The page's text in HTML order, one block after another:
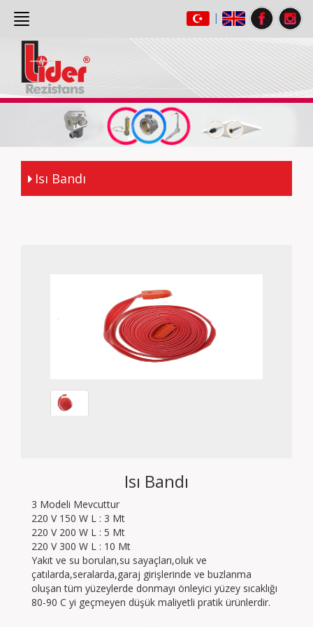
|
ANASAYFA
(current)
HAKKIMIZDA
Isı Bandı
Isı Bandı
3 Modeli Mevcuttur
220 V 150 W L : 3 Mt
220 V 200 W L : 5 Mt
220 V 300 W L : 10 Mt
Yakıt ve su boruları,su sayaçları,oluk ve
çatılarda,seralarda,garaj girişlerinde ve buzlanma
oluşan tüm yüzeylerde donmayı önleyici yüzey sıcaklığı
80-90 C yi geçmeyen düşük maliyetli pratik ürünlerdir.